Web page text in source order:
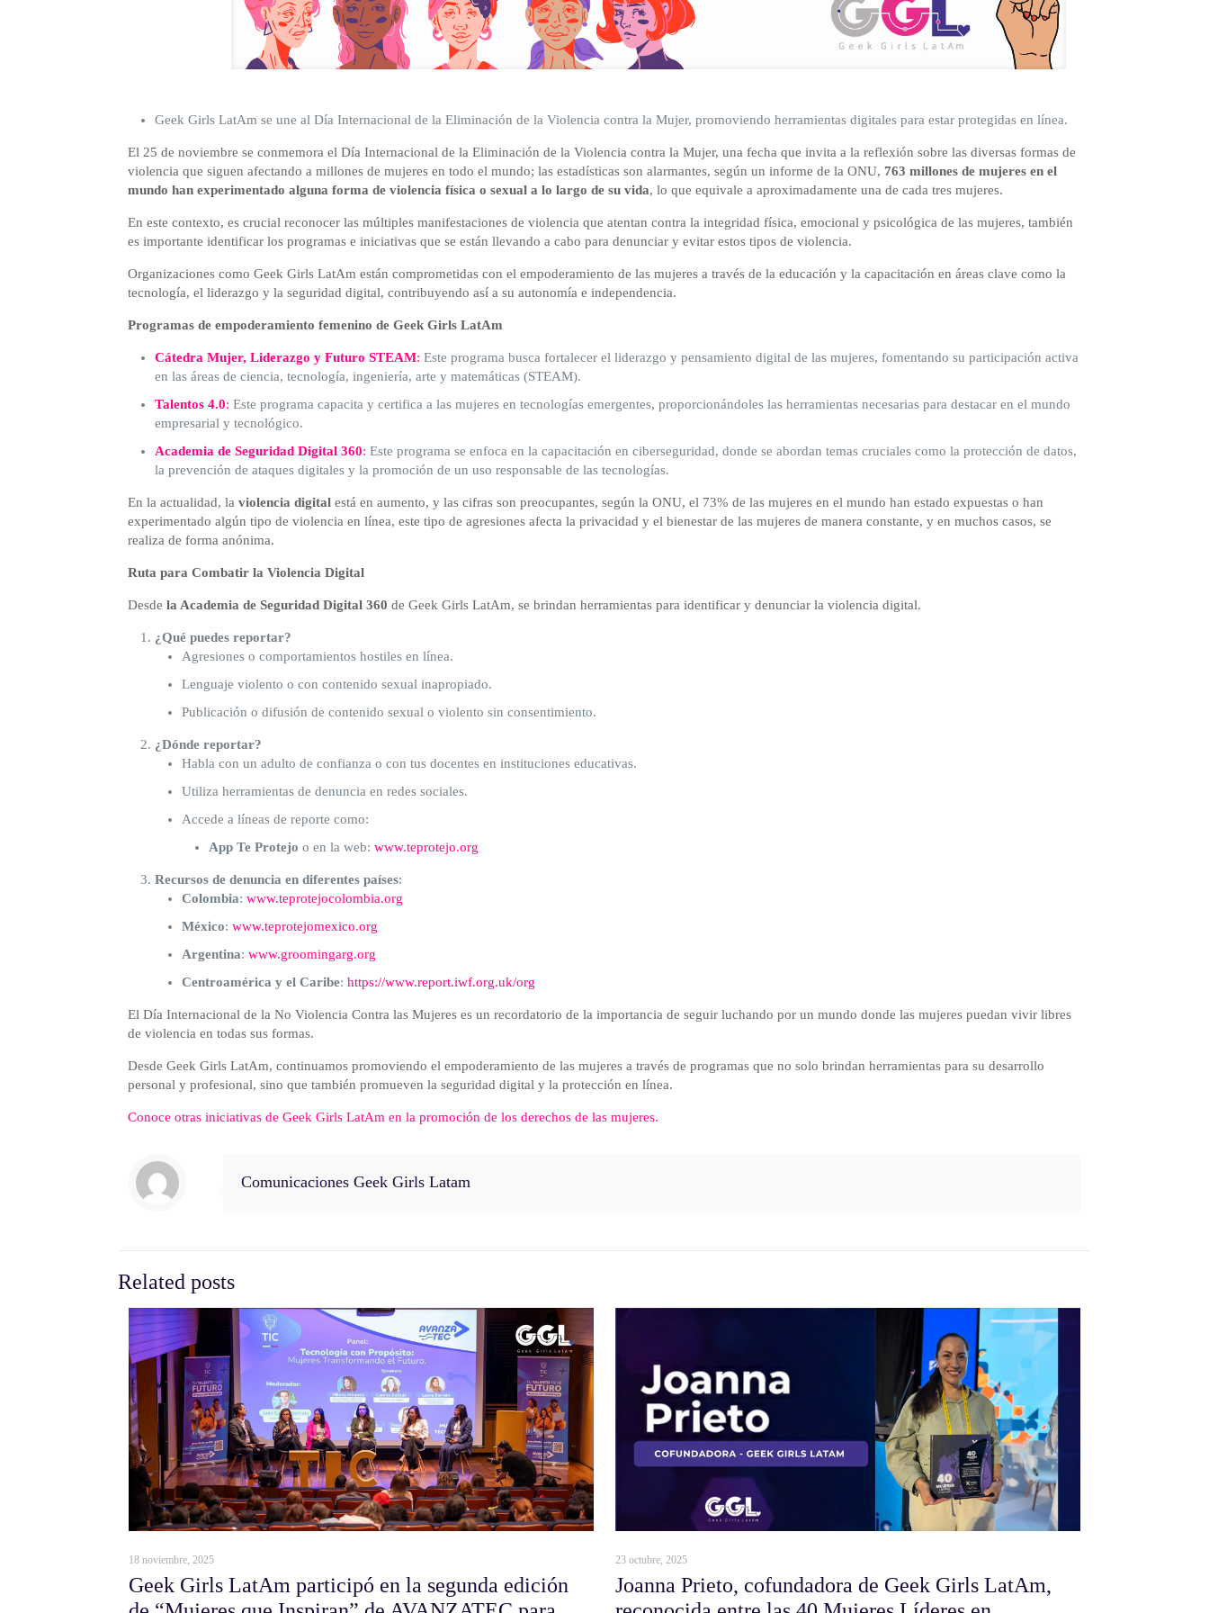
Geek Girls LatAm se une al Día Internacional de la Eliminación de la Violencia contra la Mujer, promoviendo herramientas digitales para estar protegidas en línea.
El 25 de noviembre se conmemora el Día Internacional de la Eliminación de la Violencia contra la Mujer, una fecha que invita a la reflexión sobre las diversas formas de
violencia que siguen afectando a millones de mujeres en todo el mundo; las estadísticas son alarmantes, según un informe de la ONU, 763 millones de mujeres en el
mundo han experimentado alguna forma de violencia física o sexual a lo largo de su vida, lo que equivale a aproximadamente una de cada tres mujeres.
En este contexto, es crucial reconocer las múltiples manifestaciones de violencia que atentan contra la integridad física, emocional y psicológica de las mujeres, también
es importante identificar los programas e iniciativas que se están llevando a cabo para denunciar y evitar estos tipos de violencia.
Organizaciones como Geek Girls LatAm están comprometidas con el empoderamiento de las mujeres a través de la educación y la capacitación en áreas clave como la
tecnología, el liderazgo y la seguridad digital, contribuyendo así a su autonomía e independencia.
Programas de empoderamiento femenino de Geek Girls LatAm
Cátedra Mujer, Liderazgo y Futuro STEAM: Este programa busca fortalecer el liderazgo y pensamiento digital de las mujeres, fomentando su participación activa
en las áreas de ciencia, tecnología, ingeniería, arte y matemáticas (STEAM).
Talentos 4.0: Este programa capacita y certifica a las mujeres en tecnologías emergentes, proporcionándoles las herramientas necesarias para destacar en el mundo
empresarial y tecnológico.
Academia de Seguridad Digital 360: Este programa se enfoca en la capacitación en ciberseguridad, donde se abordan temas cruciales como la protección de datos,
la prevención de ataques digitales y la promoción de un uso responsable de las tecnologías.
En la actualidad, la violencia digitalestá en aumento, y las cifras son preocupantes, según la ONU, el 73% de las mujeres en el mundo han estado expuestas o han
experimentado algún tipo de violencia en línea, este tipo de agresiones afecta la privacidad y el bienestar de las mujeres de manera constante, y en muchos casos, se
realiza de forma anónima.
Ruta para Combatir la Violencia Digital
Desde la Academia de Seguridad Digital 360 de Geek Girls LatAm, se brindan herramientas para identificar y denunciar la violencia digital.
¿Qué puedes reportar?
Agresiones o comportamientos hostiles en línea.
Lenguaje violento o con contenido sexual inapropiado.
Publicación o difusión de contenido sexual o violento sin consentimiento.
¿Dónde reportar?
Habla con un adulto de confianza o con tus docentes en instituciones educativas.
Utiliza herramientas de denuncia en redes sociales.
Accede a líneas de reporte como:
App Te Protejo o en la web: www.teprotejo.org
Recursos de denuncia en diferentes países:
Colombia: www.teprotejocolombia.org
México: www.teprotejomexico.org
Argentina: www.groomingarg.org
Centroamérica y el Caribe: https://www.report.iwf.org.uk/org
El Día Internacional de la No Violencia Contra las Mujeres es un recordatorio de la importancia de seguir luchando por un mundo donde las mujeres puedan vivir libres
de violencia en todas sus formas.
Desde Geek Girls LatAm, continuamos promoviendo el empoderamiento de las mujeres a través de programas que no solo brindan herramientas para su desarrollo
personal y profesional, sino que también promueven la seguridad digital y la protección en línea.
Conoce otras iniciativas de Geek Girls LatAm en la promoción de los derechos de las mujeres.
Comunicaciones Geek Girls Latam
Related posts
18 noviembre, 2025
Geek Girls LatAm participó en la segunda edición
23 octubre, 2025
Joanna Prieto, cofundadora de Geek Girls LatAm,